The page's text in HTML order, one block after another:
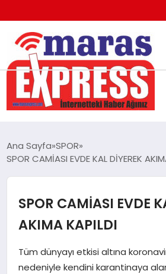
K.MARAŞ
ANDIRIN
ÇAĞLAYANCERİT
BİZE ULAŞIN
Ana Sayfa SPOR
SPOR CAMİASI EVDE KAL DİYEREK
SPOR CAMİASI EVDE
AKIMA KAPILDI
Tüm dünyayı etkisi altına
nedeniyle kendini karantinaya